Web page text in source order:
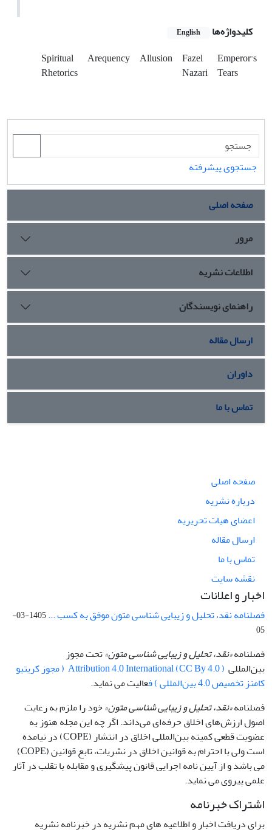
کلیدواژه‌ها English
Spiritual
Rhetorics
Arequency Allusion Fazel
Nazari
Emperor's
Tears
جستجوی پیشرفته
صفحه اصلی
مرور
اطلاعات نشریه
راهنمای نویسندگان
ارسال مقاله
داوران
تماس با ما
صفحه اصلی
درباره نشریه
اعضای هیات تحریریه
ارسال مقاله
تماس با ما
نقشه سایت
اخبار و اعلانات
فصلنامه نقد، تحلیل و زیبایی شناسی متون موفق به کسب ...
1405-03-
05
فصلنامه«نقد، تحلیل و زیبایی شناسی متون»تحت مجوز
بین‌المللی
Attribution 4.0 International (CC By 4.0 ) ( مجوز کریتیو
کامنز تخصیص 4.0 بین‌المللی ) ف
عالیت می نماید.
فصلنامه«نقد، تحلیل و زیبایی شناسی متون»خود را ملزم به رعایت
اصول ارزش‌های اخلاق حرفه‌ای می‌داند. اگر چه این مجله هنوز به
عضویت قطعی کمیته بین‌المللی اخلاق در انتشار (COPE) در نیامده
است ولی با احترام به قوانین اخلاق در نشریات، تابع قوانین (COPE)
می باشد و از آیین نامه اجرایی قانون پیشگیری و مقابله با تقلب در آثار
علمی پیروی می نماید.
اشتراک خبرنامه
برای دریافت اخبار و اطلاعیه های مهم نشریه در خبرنامه نشریه